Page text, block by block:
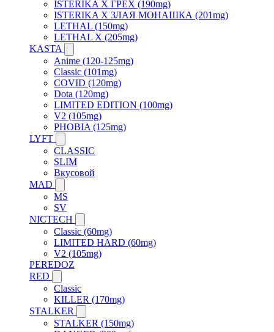
ISTERIKA X ГРЕХ (190mg)
ISTERIKA X ЗЛАЯ МОНАШКА (201mg)
LETHAL (150mg)
LETHAL X (205mg)
KASTA
Anime (120-125mg)
Classic (101mg)
COVID (120mg)
Dota (120mg)
LIMITED EDITION (100mg)
V2 (105mg)
PHOBIA (125mg)
LYFT
CLASSIC
SLIM
Вкусовой
MAD
MS
SV
NICTECH
Classic (60mg)
LIMITED HARD (60mg)
V2 (105mg)
PEREDOZ
RED
Classic
KILLER (170mg)
STALKER
STALKER (150mg)